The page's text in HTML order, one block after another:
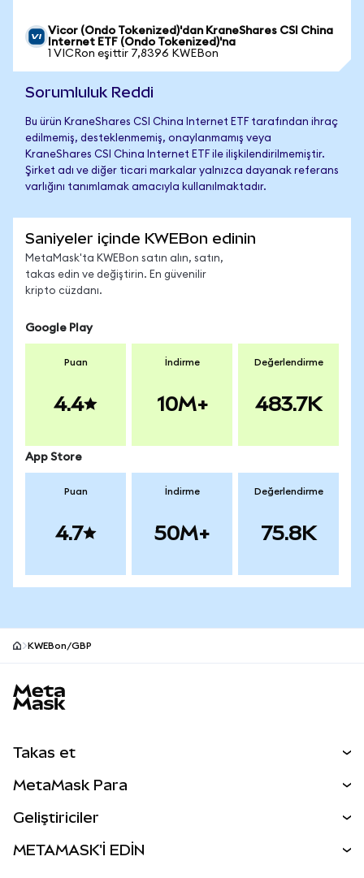
Vicor (Ondo Tokenized)'dan KraneShares CSI China
Internet ETF (Ondo Tokenized)'na
1 VICRon eşittir 7,8396 KWEBon
Sorumluluk Reddi
Bu ürün KraneShares CSI China Internet ETF tarafından ihraç
edilmemiş, desteklenmemiş, onaylanmamış veya
KraneShares CSI China Internet ETF ile ilişkilendirilmemiştir.
Şirket adı ve diğer ticari markalar yalnızca dayanak referans
varlığını tanımlamak amacıyla kullanılmaktadır.
Saniyeler içinde KWEBon edinin
MetaMask'ta KWEBon satın alın, satın,
takas edin ve değiştirin. En güvenilir
kripto cüzdanı.
Google Play
Puan
4.4
İndirme
10M+
Değerlendirme
483.7K
App Store
Puan
4.7
İndirme
50M+
Değerlendirme
75.8K
KWEBon/GBP
Takas et
Perps
RWA'lar
MetaMask Para
Geliştiriciler
METAMASK'İ EDİN